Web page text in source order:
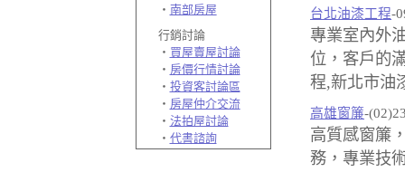
‧ 南部房屋
行銷討論
‧ 買屋賣屋討論
‧ 房價行情討論
‧ 投資客討論區
‧ 房屋仲介交流
‧ 法拍屋討論
‧ 代書諮詢
台北油漆工程-
專業室內外
位，客戶的
程,新北市油
高雄窗簾-
高質感窗簾
務，專業技